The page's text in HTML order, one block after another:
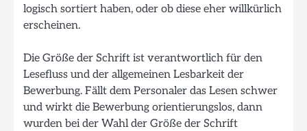
logisch sortiert haben, oder ob diese eher willkürlich
erscheinen.
Die Größe der Schrift ist verantwortlich für den
Lesefluss und der allgemeinen Lesbarkeit der
Bewerbung. Fällt dem Personaler das Lesen schwer
und wirkt die Bewerbung orientierungslos, dann
wurden bei der Wahl der Größe der Schrift